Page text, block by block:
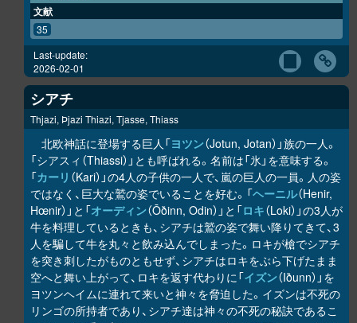
文献
35
Last-update:
2026-02-01
シアチ
Thjazi, Þjazi Thiazi, Tjasse, Thiass
北欧神話に登場する巨人「ヨツン（Jotun, Jotan）」族の一人。
「シアスィ（Thiassi）」とも呼ばれる。名前は「氷」を意味する。
「カーリ （Kari）」の4人の子供の一人で、嵐の巨人の一員。人の姿
ではなく、巨大な鷲の姿でいることを好む。「ヘーニル（Henir,
Hœnir）」と「オーディン（Ōðinn, Odin）」と「ロキ（Loki）」の3人が
牛を料理しているときも、シアチは鷲の姿で舞い降りてきて、3
人を騙して牛を丸々と飲み込んでしまった。ロキが槍でシアチ
を突き刺したがものともせず、シアチはロキをぶら下げたまま
空へと舞い上がって、ロキを返す代わりに「イズン（Iðunn）」を
ヨツンヘイムに連れて来いと神々を脅迫した。イズンは不死の
リンゴの所持者であり、シアチ達は神々の不死の秘訣であるこ